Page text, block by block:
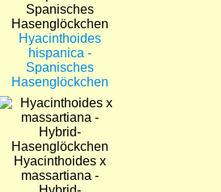
Hyacinthoides
hispanica -
Spanisches
Hasenglöckchen
Bild
Hyacinthoides x
massartiana -